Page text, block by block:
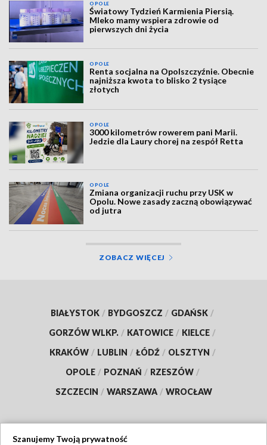
OPOLE
Światowy Tydzień Karmienia Piersią.
Mleko mamy wspiera zdrowie od
pierwszych dni życia
OPOLE
Renta socjalna na Opolszczyźnie. Obecnie
najniższa kwota to blisko 2 tysiące
złotych
OPOLE
3000 kilometrów rowerem pani Marii.
Jedzie dla Laury chorej na zespół Retta
OPOLE
Zmiana organizacji ruchu przy USK w
Opolu. Nowe zasady zaczną obowiązywać
od jutra
ZOBACZ WIĘCEJ
BIAŁYSTOK / BYDGOSZCZ / GDAŃSK /
GORZÓW WLKP. / KATOWICE / KIELCE /
KRAKÓW / LUBLIN / ŁÓDŹ / OLSZTYN /
OPOLE / POZNAŃ / RZESZÓW /
SZCZECIN / WARSZAWA / WROCŁAW
Szanujemy Twoją prywatność